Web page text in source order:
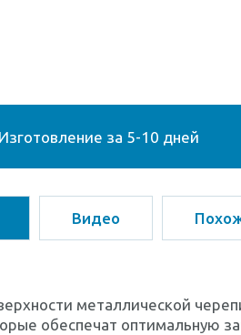
Изготовление за 5-10 дней
Видео
металлической
обеспечат оптимальную